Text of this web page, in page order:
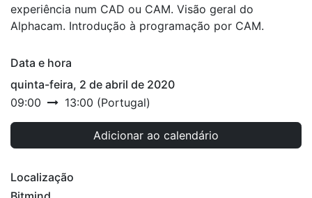
experiência num CAD ou CAM. Visão geral do
Alphacam. Introdução à programação por CAM.
Data e hora
quinta-feira, 2 de abril de 2020
09:00
13:00 (Portugal)
Adicionar ao calendário
Localização